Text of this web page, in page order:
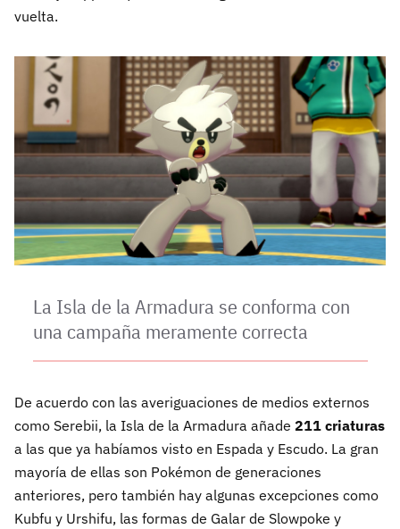
vuelta.
La Isla de la Armadura se conforma con
una campaña meramente correcta
De acuerdo con las averiguaciones de medios externos
como Serebii, la Isla de la Armadura añade 211 criaturas
a las que ya habíamos visto en Espada y Escudo. La gran
mayoría de ellas son Pokémon de generaciones
anteriores, pero también hay algunas excepciones como
Kubfu y Urshifu, las formas de Galar de Slowpoke y